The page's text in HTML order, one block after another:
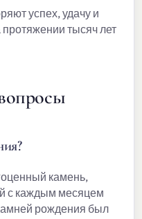
успех, удачу и
тысяч лет
камень,
с каждым месяцем
рождения был